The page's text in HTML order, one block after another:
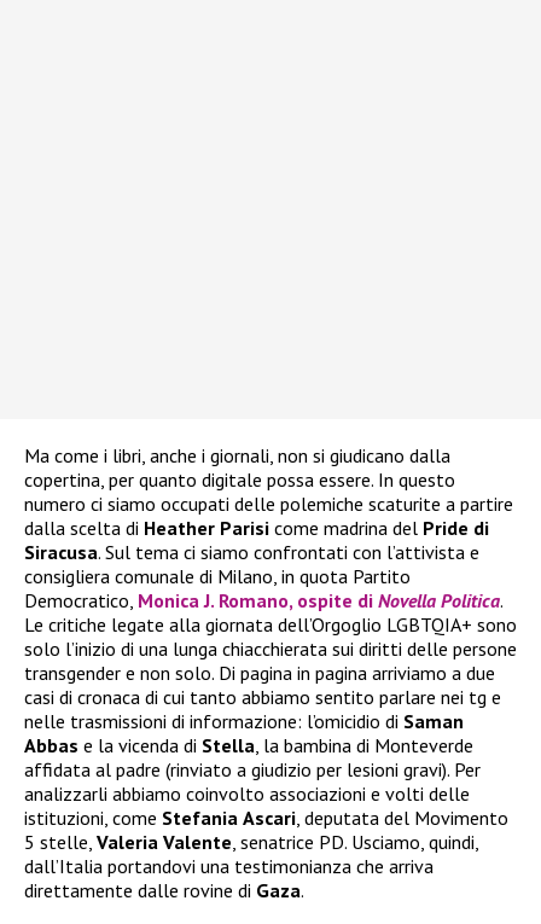
Ma come i libri, anche i giornali, non si giudicano dalla
copertina, per quanto digitale possa essere. In questo
numero ci siamo occupati delle polemiche scaturite a partire
dalla scelta di Heather Parisi come madrina del Pride di
Siracusa. Sul tema ci siamo confrontati con l’attivista e
consigliera comunale di Milano, in quota Partito
Democratico, Monica J. Romano, ospite di Novella Politica.
Le critiche legate alla giornata dell’Orgoglio LGBTQIA+ sono
solo l’inizio di una lunga chiacchierata sui diritti delle persone
transgender e non solo. Di pagina in pagina arriviamo a due
casi di cronaca di cui tanto abbiamo sentito parlare nei tg e
nelle trasmissioni di informazione: l’omicidio di Saman
Abbas e la vicenda di Stella , la bambina di Monteverde
affidata al padre (rinviato a giudizio per lesioni gravi). Per
analizzarli abbiamo coinvolto associazioni e volti delle
istituzioni, come Stefania Ascari , deputata del Movimento
5 stelle, Valeria Valente , senatrice PD. Usciamo, quindi,
dall’Italia portandovi una testimonianza che arriva
direttamente dalle rovine di Gaza.